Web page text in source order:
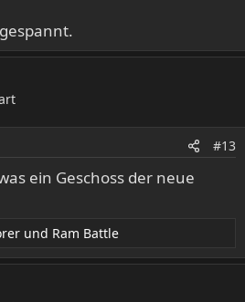
#13
ein Geschoss der neue
und Ram Battle